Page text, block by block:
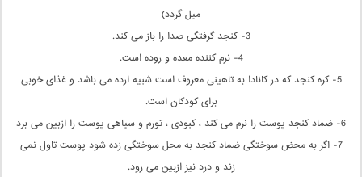
میل گردد)
3- کنجد گرفتگی صدا را باز می کند.
4- نرم کننده معده و روده است.
5- کره کنجد که در کانادا به تاهینی معروف است شبیه ارده می باشد و غذای خوبی
برای کودکان است.
6- ضماد کنجد پوست را نرم می کند ، کبودی ، تورم و سیاهی پوست را ازبین می برد
7- اگر به محض سوختگی ضماد کنجد به محل سوختگی زده شود پوست تاول نمی
زند و درد نیز ازبین می رود.